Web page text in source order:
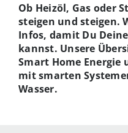
Ob Heizöl, Gas oder
steigen und steigen.
Infos, damit Du
kannst. Unsere
Smart Home Energie
mit smarten
Wasser.